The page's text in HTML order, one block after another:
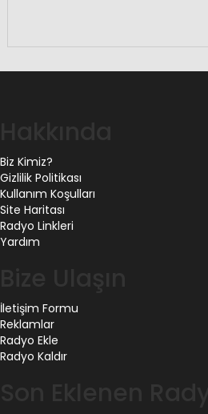
Biz Kimiz?
Gizlilik Politikası
Kullanım Koşulları
Site Haritası
Radyo Linkleri
Yardım
İletişim Formu
Reklamlar
Radyo Ekle
Radyo Kaldır